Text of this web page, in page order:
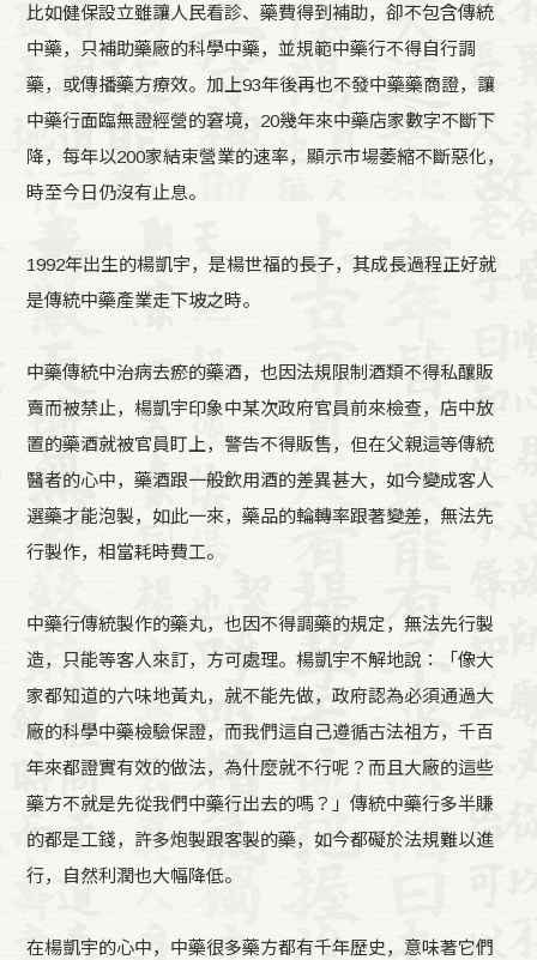
比如健保設立雖讓人民看診、藥費得到補助，卻不包含傳統
中藥，只補助藥廠的科學中藥，並規範中藥行不得自行調
藥，或傳播藥方療效。加上93年後再也不發中藥藥商證，讓
中藥行面臨無證經營的窘境，20幾年來中藥店家數字不斷下
降，每年以200家結束營業的速率，顯示市場萎縮不斷惡化，
時至今日仍沒有止息。
1992年出生的楊凱宇，是楊世福的長子，其成長過程正好就
是傳統中藥產業走下坡之時。
中藥傳統中治病去瘀的藥酒，也因法規限制酒類不得私釀販
賣而被禁止，楊凱宇印象中某次政府官員前來檢查，店中放
置的藥酒就被官員盯上，警告不得販售，但在父親這等傳統
醫者的心中，藥酒跟一般飲用酒的差異甚大，如今變成客人
選藥才能泡製，如此一來，藥品的輪轉率跟著變差，無法先
行製作，相當耗時費工。
中藥行傳統製作的藥丸，也因不得調藥的規定，無法先行製
造，只能等客人來訂，方可處理。楊凱宇不解地說：「像大
家都知道的六味地黃丸，就不能先做，政府認為必須通過大
廠的科學中藥檢驗保證，而我們這自己遵循古法祖方，千百
年來都證實有效的做法，為什麼就不行呢？而且大廠的這些
藥方不就是先從我們中藥行出去的嗎？」傳統中藥行多半賺
的都是工錢，許多炮製跟客製的藥，如今都礙於法規難以進
行，自然利潤也大幅降低。
在楊凱宇的心中，中藥很多藥方都有千年歷史，意味著它們